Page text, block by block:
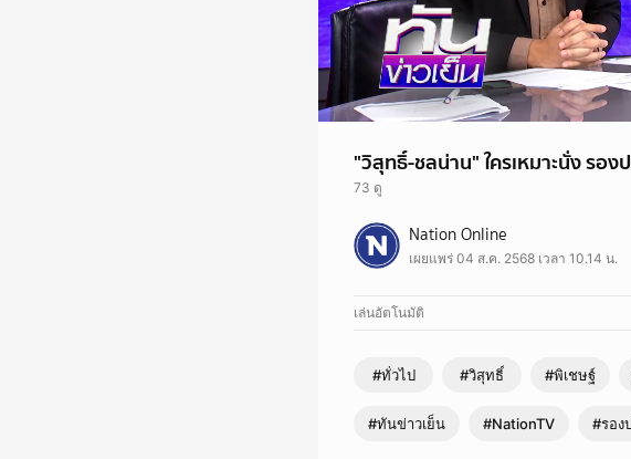
"วิสุทธิ์-ชลน่าน" ใครเหมาะนั่ง รอ
73 ดู
ศึกชิงเก้าอี้! ตำแหน่งรองประธานสภาฯ คน
"วิสุทธิ์-ชลน่าน" ซึ่งต่างมีน้ำหนักในพรรค ต้อ
Nation Online
เผยแพร่ 04 ส.ค. 2568 เวลา 10.14 น.
เล่นอัตโนมัติ
#ทั่วไป #วิสุทธิ์ #พิเชษฐ์
#ทันข่าวเย็น #NationTV #รอง